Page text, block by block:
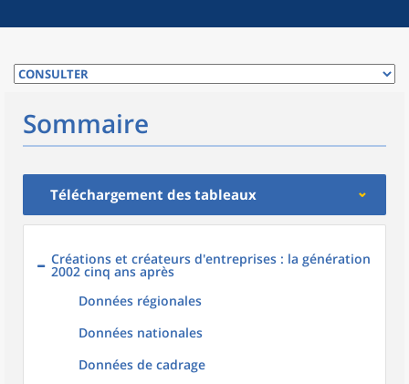
Sommaire
Téléchargement des tableaux
Créations et créateurs d'entreprises : la génération
2002 cinq ans après
Données régionales
Données nationales
Données de cadrage